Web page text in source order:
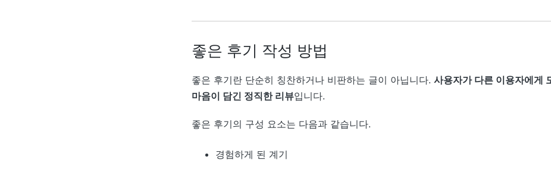
좋은 후기 작성 방법
좋은 후기란 단순히 칭찬하거나 비판하는 글이 아닙니다. 사용자가 다른 이용자에게
마음이 담긴 정직한 리뷰입니다.
좋은 후기의 구성 요소는 다음과 같습니다.
경험하게 된 계기